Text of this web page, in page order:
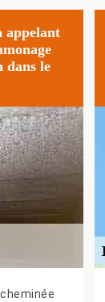
appelant
dans le